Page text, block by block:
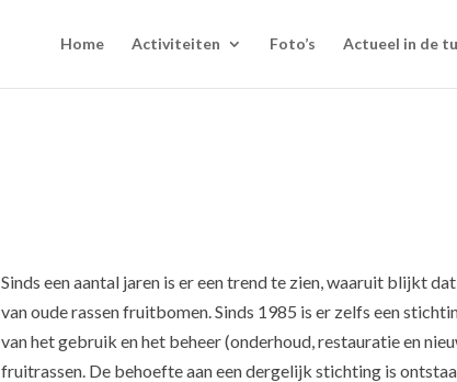
Home Activiteiten Foto’s Actueel in de
Sinds een aantal jaren is er een trend te zien, waaruit blijkt
van oude rassen fruitbomen. Sinds 1985 is er zelfs een
van het gebruik en het beheer (onderhoud, restauratie en
fruitrassen. De behoefte aan een dergelijk stichting is